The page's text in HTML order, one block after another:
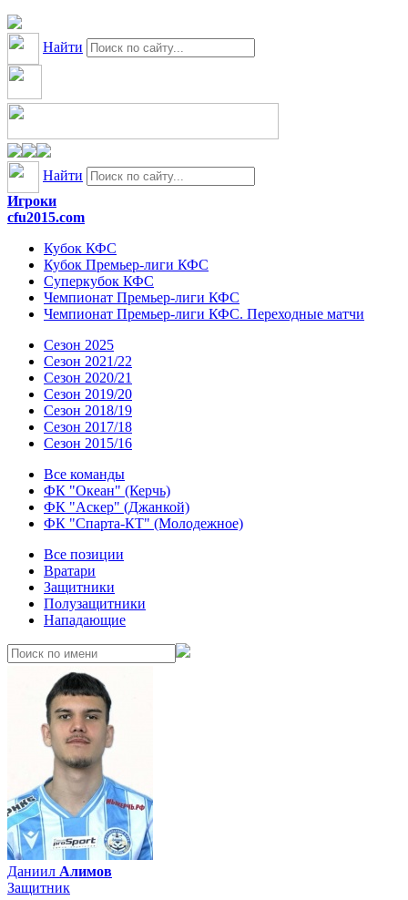
Найти
Найти
Игроки
cfu2015.com
Кубок КФС
Кубок Премьер-лиги КФС
Суперкубок КФС
Чемпионат Премьер-лиги КФС
Чемпионат Премьер-лиги КФС. Переходные матчи
Сезон 2025
Сезон 2021/22
Сезон 2020/21
Сезон 2019/20
Сезон 2018/19
Сезон 2017/18
Сезон 2015/16
Все команды
ФК "Океан" (Керчь)
ФК "Аскер" (Джанкой)
ФК "Спарта-КТ" (Молодежное)
Все позиции
Вратари
Защитники
Полузащитники
Нападающие
Даниил Алимов
Защитник